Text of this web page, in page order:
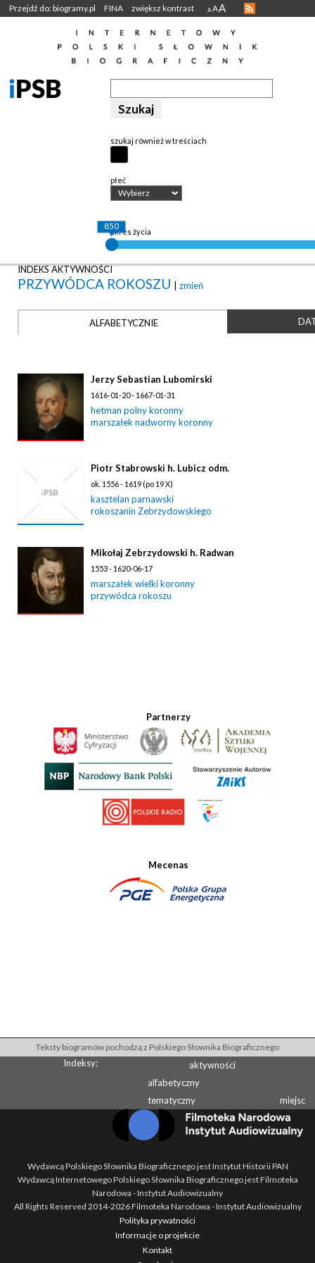
Przejdź do: biogramy.pl FINA zwiększ kontrast A AA
szukaj również w treściach
płeć
Wybierz
okres życia
850
INDEKS AKTYWNOŚCI
PRZYWÓDCA ROKOSZU | zmień
ALFABETYCZNIE
Jerzy Sebastian Lubomirski
1616-01-20 - 1667-01-31
hetman polny koronny
marszałek nadworny koronny
Piotr Stabrowski h. Lubicz odm.
ok. 1556 - 1619 (po 19 X)
kasztelan parnawski
rokoszanin Zebrzydowskiego
Mikołaj Zebrzydowski h. Radwan
1553 - 1620-06-17
marszałek wielki koronny
przywódca rokoszu
Partnerzy
Mecenas
Teksty biogramów pochodzą z Polskiego Słownika Biograficznego
Indeksy:
aktywności
alfabetyczny
tematyczny
miejsc
Wydawcą Polskiego Słownika Biograficznego jest Instytut Historii PAN
Wydawcą Internetowego Polskiego Słownika Biograficznego jest Filmoteka
Narodowa - Instytut Audiowizualny
All Rights Reserved 2014-2026Filmoteka Narodowa - Instytut Audiowizualny
Polityka prywatności
Informacje o projekcie
Kontakt